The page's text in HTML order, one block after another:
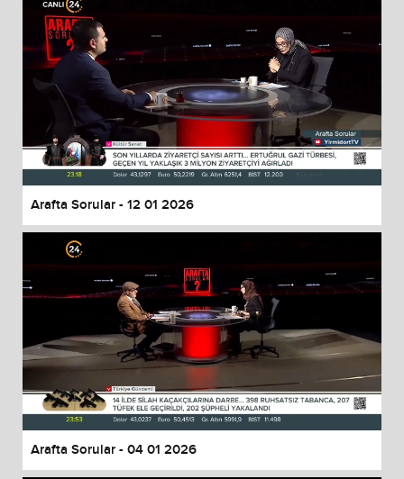
Arafta Sorular - 12 01 2026
Arafta Sorular - 04 01 2026